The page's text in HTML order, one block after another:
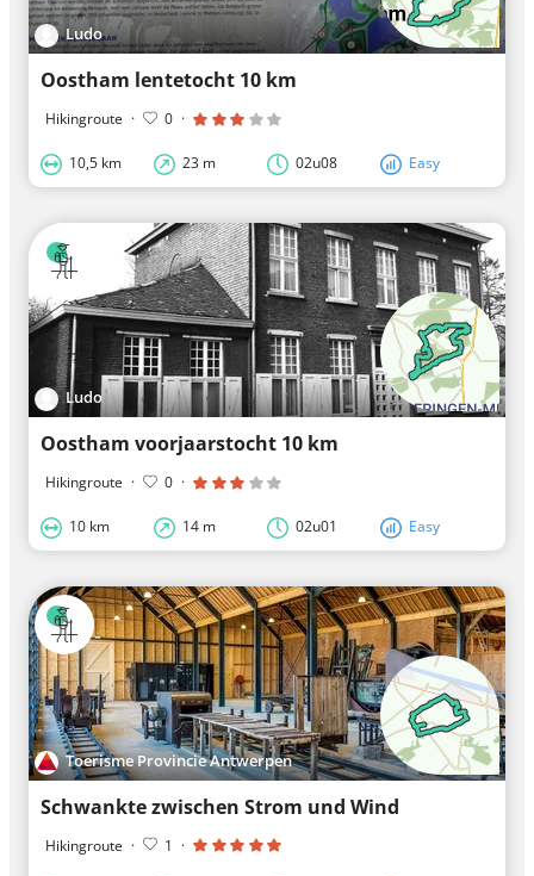
Ludo
Oostham lentetocht 10 km
Hikingroute · 0 ·
10,5 km 23 m 02u08 Easy
Ludo
Oostham voorjaarstocht 10 km
Hikingroute · 0 ·
10 km 14 m 02u01 Easy
Toerisme Provincie Antwerpen
Schwankte zwischen Strom und Wind
Hikingroute · 1 ·